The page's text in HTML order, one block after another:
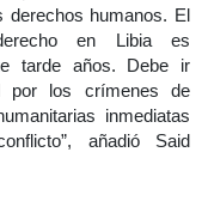
derechos humanos. El
en Libia es
tarde años. Debe ir
por los crímenes de
inmediatas
añadió Said